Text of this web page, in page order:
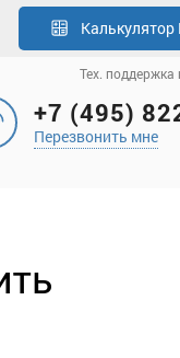
Калькулятор
+7 (495)
Перезвонить мне
Тех. поддержка